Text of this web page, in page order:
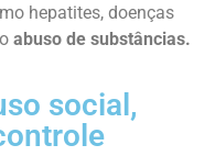
hepatites, doenças
abuso de substâncias.
social,